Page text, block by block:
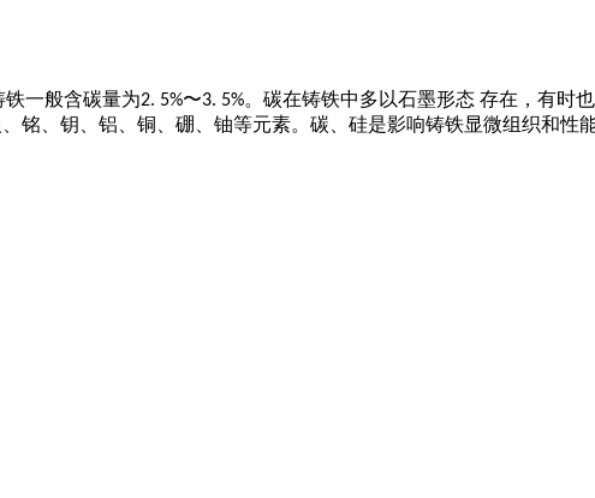
一般含碳量为2. 5%〜3. 5%。碳在铸铁中多以石墨形态 存在，有时
铭、钥、铝、铜、硼、铀等元素。碳、硅是影响铸铁显微组织和性